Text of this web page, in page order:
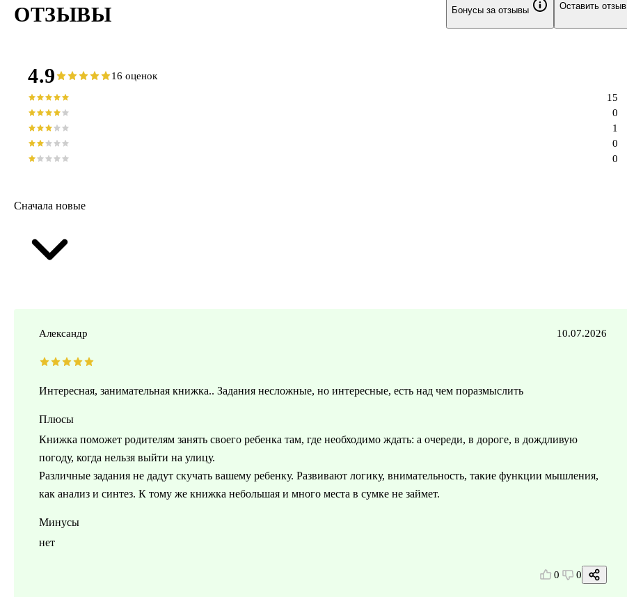
ОТЗЫВЫ Бонусы за отзывы Оставить отзыв
4.9 16 оценок
0
0
1
0
15
Сначала новые
Александр 10.07.2026
Интересная, занимательная книжка.. Задания несложные, но интересные, есть над чем поразмыслить
Плюсы
Книжка поможет родителям занять своего ребенка там, где необходимо ждать: а очереди, в дороге, в дождливую
погоду, когда нельзя выйти на улицу.
Различные задания не дадут скучать вашему ребенку. Развивают логику, внимательность, такие функции мышления,
как анализ и синтез. К тому же книжка небольшая и много места в сумке не займет.
Минусы
нет
0 0